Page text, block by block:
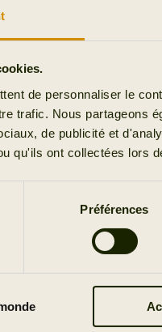
de personnaliser le
trafic. Nous partageons
de publicité et
qu'ils ont collectées lors
Préférences